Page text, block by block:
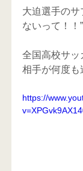
大迫選手のサ
ないって！！
全国高校サッ
相手が何度も
https://